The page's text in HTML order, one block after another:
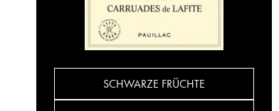
SCHWARZE FRÜCHTE